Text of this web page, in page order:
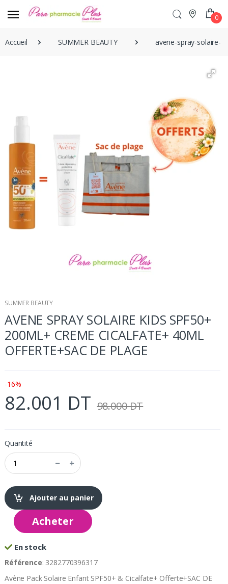
0
Accueil SUMMER BEAUTY avene-spray-solaire-
SUMMER BEAUTY
AVENE SPRAY SOLAIRE KIDS SPF50+
200ML+ CREME CICALFATE+ 40ML
OFFERTE+SAC DE PLAGE
-16%
82.001 DT 98.000 DT
Quantité
Ajouter au panier
Acheter
En stock
Référence: 3282770396317
Avène Pack Solaire Enfant SPF50+ & Cicalfate+ Offerte+SAC DE